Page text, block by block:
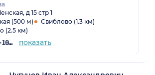
д 15 стр 1
(500 м)
Свиблово (1.3 км)
(2.5 км)
+7 (495) 471-10-18 показать